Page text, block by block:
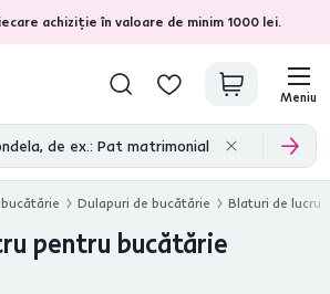
achiziție în valoare de minim 1000 lei.
31.157 recenzii de produs verificate
Meniu
Dulapuri de bucătărie Blaturi de lucru
pentru bucătărie